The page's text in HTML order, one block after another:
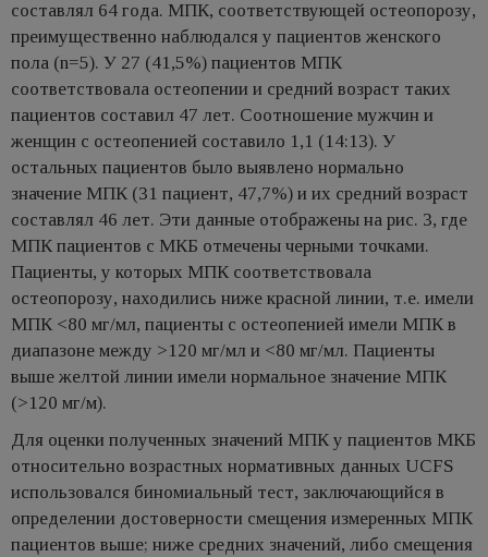
составлял 64 года. МПК, соответствующей остеопорозу,
преимущественно наблюдался у пациентов женского
пола (n=5). У 27 (41,5%) пациентов МПК
соответствовала остеопении и средний возраст таких
пациентов составил 47 лет. Соотношение мужчин и
женщин с остеопенией составило 1,1 (14:13). У
остальных пациентов было выявлено нормально
значение МПК (31 пациент, 47,7%) и их средний возраст
составлял 46 лет. Эти данные отображены на рис. 3, где
МПК пациентов с МКБ отмечены черными точками.
Пациенты, у которых МПК соответствовала
остеопорозу, находились ниже красной линии, т.е. имели
МПК <80 мг/мл, пациенты с остеопенией имели МПК в
диапазоне между >120 мг/мл и <80 мг/мл. Пациенты
выше желтой линии имели нормальное значение МПК
(>120 мг/м).
Для оценки полученных значений МПК у пациентов МКБ
относительно возрастных нормативных данных UCFS
использовался биномиальный тест, заключающийся в
определении достоверности смещения измеренных МПК
пациентов выше; ниже средних значений, либо смещения